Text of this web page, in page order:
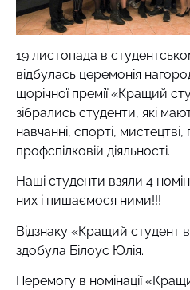
19 листопада в
відбулась церемонія
щорічної премії «Кращий
зібрались студенти, які
навчанні, спорті, мистецтві,
профспілковій діяльності.
Наші студенти взяли 4
них і пишаємося ними!!!
Відзнаку «Кращий студент в
здобула Білоус Юлія.
Перемогу в номінації